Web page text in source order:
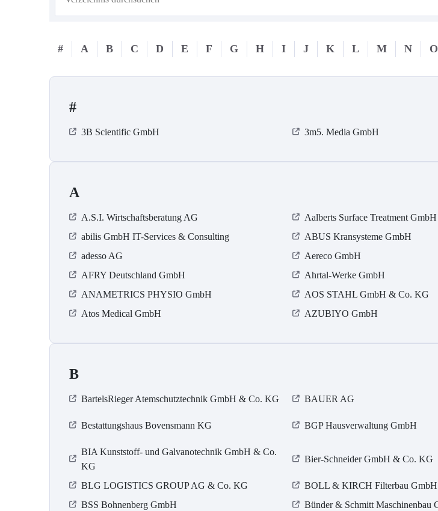
# A B C D E F G H I J K L M N O
#
3B Scientific GmbH 3m5. Media GmbH
A
A.S.I. Wirtschaftsberatung AG Aalberts Surface Treatment GmbH
abilis GmbH IT-Services & Consulting
ABUS Kransysteme GmbH
adesso AG
Aereco GmbH
AFRY Deutschland GmbH
Ahrtal-Werke GmbH
ANAMETRICS PHYSIO GmbH
AOS STAHL GmbH & Co. KG
Atos Medical GmbH
AZUBIYO GmbH
B
BartelsRieger Atemschutztechnik GmbH & Co. KG BAUER AG
Bestattungshaus Bovensmann KG BGP Hausverwaltung GmbH
BIA Kunststoff- und Galvanotechnik GmbH & Co.
KG
Bier-Schneider GmbH & Co. KG
BLG LOGISTICS GROUP AG & Co. KG BOLL & KIRCH Filterbau GmbH
BSS Bohnenberg GmbH
Bünder & Schmitt Maschinenbau